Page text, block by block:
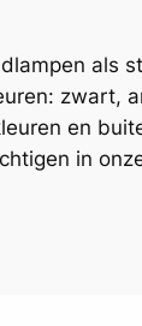
als
zwart,
en
in